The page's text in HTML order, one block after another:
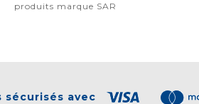
produits marque SAR
sécurisés avec